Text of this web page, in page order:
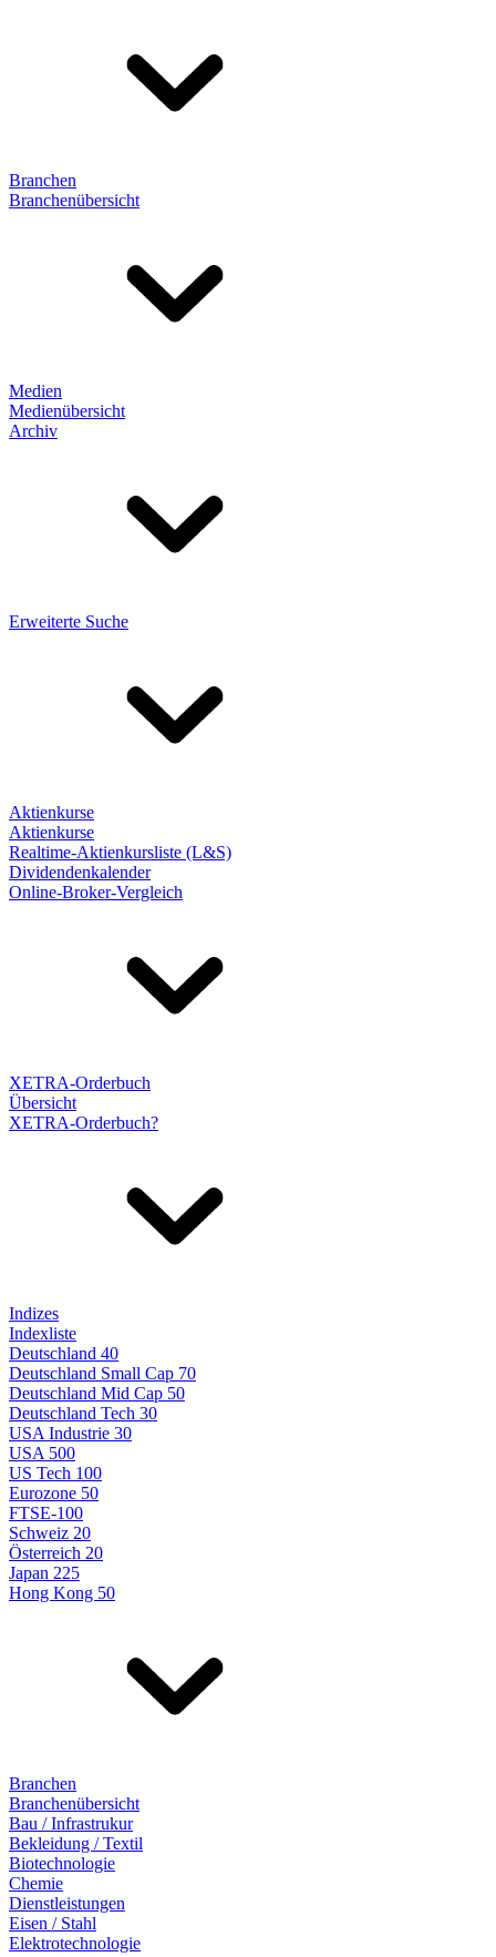
Branchen
Branchenübersicht
Medien
Medienübersicht
Archiv
Erweiterte Suche
Aktienkurse
Aktienkurse
Realtime-Aktienkursliste (L&S)
Dividendenkalender
Online-Broker-Vergleich
XETRA-Orderbuch
Übersicht
XETRA-Orderbuch?
Indizes
Indexliste
Deutschland 40
Deutschland Small Cap 70
Deutschland Mid Cap 50
Deutschland Tech 30
USA Industrie 30
USA 500
US Tech 100
Eurozone 50
FTSE-100
Schweiz 20
Österreich 20
Japan 225
Hong Kong 50
Branchen
Branchenübersicht
Bau / Infrastrukur
Bekleidung / Textil
Biotechnologie
Chemie
Dienstleistungen
Eisen / Stahl
Elektrotechnologie